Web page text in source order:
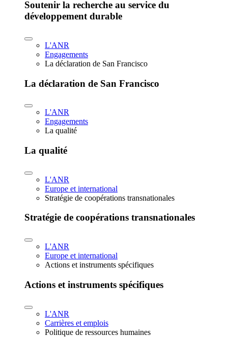
Soutenir la recherche au service du
développement durable
L'ANR
Engagements
La déclaration de San Francisco
La déclaration de San Francisco
L'ANR
Engagements
La qualité
La qualité
L'ANR
Europe et international
Stratégie de coopérations transnationales
Stratégie de coopérations transnationales
L'ANR
Europe et international
Actions et instruments spécifiques
Actions et instruments spécifiques
L'ANR
Carrières et emplois
Politique de ressources humaines